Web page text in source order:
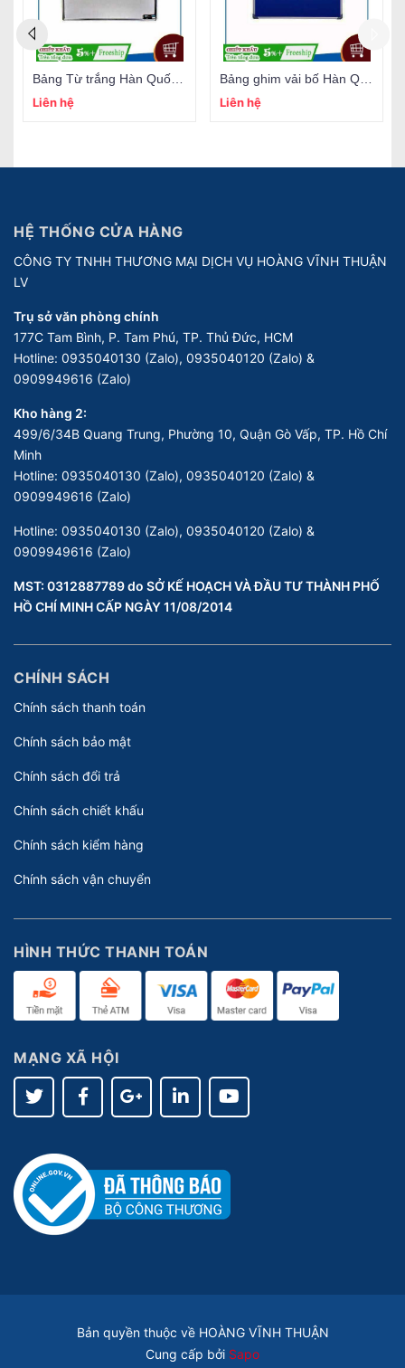
Liên hệ
Liên hệ
HỆ THỐNG CỬA HÀNG
CÔNG TY TNHH THƯƠNG MẠI DỊCH VỤ HOÀNG VĨNH THUẬN
LV
Trụ sở văn phòng chính
177C Tam Bình, P. Tam Phú, TP. Thủ Đức, HCM
Hotline: 0935040130 (Zalo), 0935040120 (Zalo) &
0909949616 (Zalo)
Kho hàng 2:
499/6/34B Quang Trung, Phường 10, Quận Gò Vấp, TP. Hồ Chí
Minh
Hotline: 0935040130 (Zalo), 0935040120 (Zalo) &
0909949616 (Zalo)
Hotline: 0935040130 (Zalo), 0935040120 (Zalo) &
0909949616 (Zalo)
MST: 0312887789 do SỞ KẾ HOẠCH VÀ ĐẦU TƯ THÀNH PHỐ
HỒ CHÍ MINH CẤP NGÀY 11/08/2014
CHÍNH SÁCH
Chính sách thanh toán
Chính sách bảo mật
Chính sách đổi trả
Chính sách chiết khấu
Chính sách kiểm hàng
Chính sách vận chuyển
HÌNH THỨC THANH TOÁN
MẠNG XÃ HỘI
Bản quyền thuộc về HOÀNG VĨNH THUẬN
Cung cấp bởi Sapo